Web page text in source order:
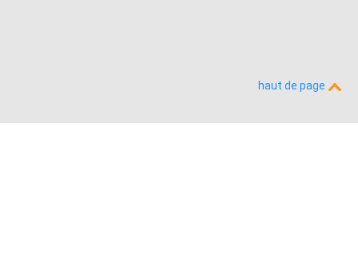
haut de page